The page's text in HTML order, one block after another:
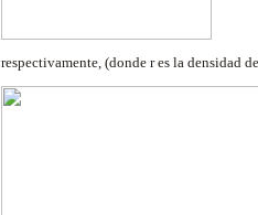
respectivamente, (donde r es la densidad